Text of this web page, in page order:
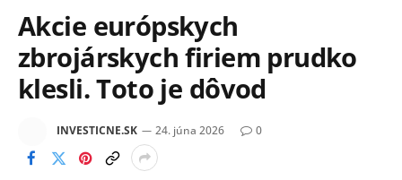
Akcie európskych
zbrojárskych firiem prudko
klesli. Toto je dôvod
INVESTICNE.SK 24. júna 2026 0